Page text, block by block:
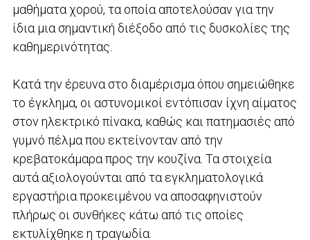
μαθήματα χορού, τα οποία αποτελούσαν για την
ίδια μια σημαντική διέξοδο από τις δυσκολίες της
καθημερινότητας.
Κατά την έρευνα στο διαμέρισμα όπου σημειώθηκε
το έγκλημα, οι αστυνομικοί εντόπισαν ίχνη αίματος
στον ηλεκτρικό πίνακα, καθώς και πατημασιές από
γυμνό πέλμα που εκτείνονταν από την
κρεβατοκάμαρα προς την κουζίνα. Τα στοιχεία
αυτά αξιολογούνται από τα εγκληματολογικά
εργαστήρια προκειμένου να αποσαφηνιστούν
πλήρως οι συνθήκες κάτω από τις οποίες
εκτυλίχθηκε η τραγωδία.